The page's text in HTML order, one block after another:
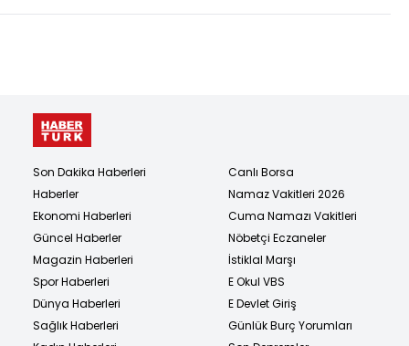
Son Dakika Haberleri
Haberler
Ekonomi Haberleri
Güncel Haberler
Magazin Haberleri
Spor Haberleri
Dünya Haberleri
Sağlık Haberleri
Canlı Borsa
Namaz Vakitleri 2026
Cuma Namazı Vakitleri
Nöbetçi Eczaneler
İstiklal Marşı
E Okul VBS
E Devlet Giriş
Günlük Burç Yorumları